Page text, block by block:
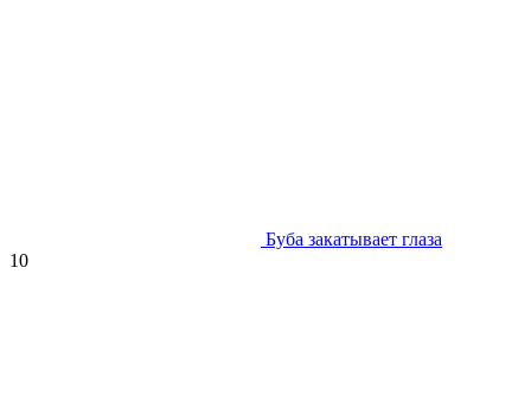
Буба закатывает глаза
10